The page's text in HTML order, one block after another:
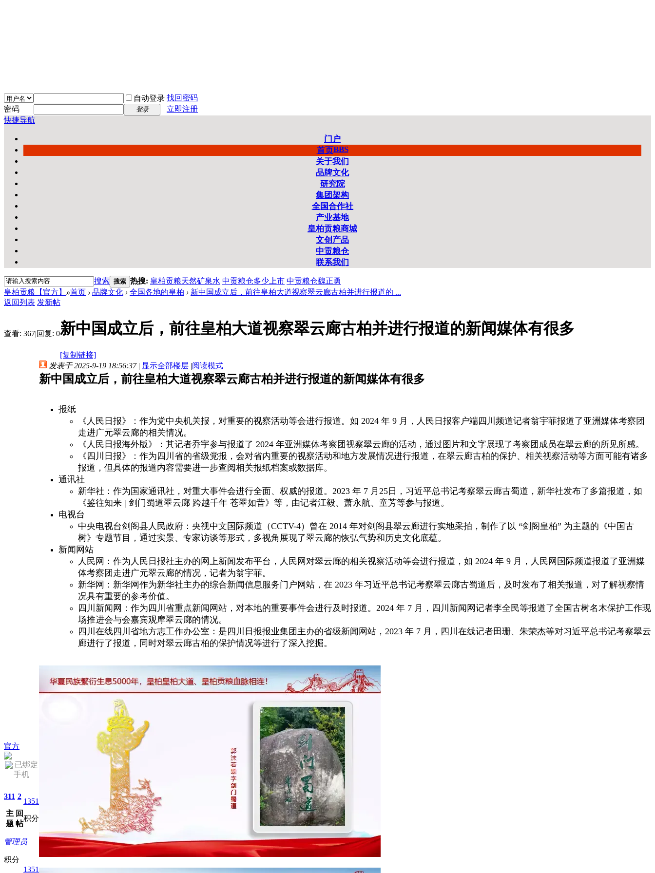
自动登录 找回密码
密码
登录
立即注册
快捷导航
门户
首页BBS
关于我们
品牌文化
研究院
集团架构
全国合作社
产业基地
皇柏贡粮商城
文创产品
中贡粮仓
联系我们
搜索 搜索 热搜: 皇柏贡粮天然矿泉水 中贡粮仓多少上市 中贡粮仓魏正勇
皇柏贡粮【官方】 »首页 › 品牌文化 › 全国各地的皇柏 › 新中国成立后，前往皇柏大道视察翠云廊古柏并进行报道的 ...
返回列表 发新帖
查看: 367|回复: 0新中国成立后，前往皇柏大道视察翠云廊古柏并进行报道的新闻媒体有很多
[复制链接]
官方
已绑定
手机
311
主
题
2
回
帖
1351
积分
管理员
积分
1351
发表于 2025-9-19 18:56:37 | 显示全部楼层 |阅读模式
新中国成立后，前往皇柏大道视察翠云廊古柏并进行报道的新闻媒体有很多
报纸
《人民日报》：作为党中央机关报，对重要的视察活动等会进行报道。如 2024 年 9 月，人民日报客户端四川频道记者翁宇菲报道了亚洲媒体考察团
走进广元翠云廊的相关情况。
《人民日报海外版》：其记者乔宇参与报道了 2024 年亚洲媒体考察团视察翠云廊的活动，通过图片和文字展现了考察团成员在翠云廊的所见所感。
《四川日报》：作为四川省的省级党报，会对省内重要的视察活动和地方发展情况进行报道，在翠云廊古柏的保护、相关视察活动等方面可能有诸多
报道，但具体的报道内容需要进一步查阅相关报纸档案或数据库。
通讯社
新华社：作为国家通讯社，对重大事件会进行全面、权威的报道。2023 年 7 月25日，习近平总书记考察翠云廊古蜀道，新华社发布了多篇报道，如
《鉴往知来 | 剑门蜀道翠云廊 跨越千年 苍翠如昔》等，由记者江毅、萧永航、童芳等参与报道。
电视台
中央电视台剑阁县人民政府：央视中文国际频道（CCTV-4）曾在 2014 年对剑阁县翠云廊进行实地采拍，制作了以 “剑阁皇柏” 为主题的《中国古
树》专题节目，通过实景、专家访谈等形式，多视角展现了翠云廊的恢弘气势和历史文化底蕴。
新闻网站
人民网：作为人民日报社主办的网上新闻发布平台，人民网对翠云廊的相关视察活动等会进行报道，如 2024 年 9 月，人民网国际频道报道了亚洲媒
体考察团走进广元翠云廊的情况，记者为翁宇菲。
新华网：新华网作为新华社主办的综合新闻信息服务门户网站，在 2023 年习近平总书记考察翠云廊古蜀道后，及时发布了相关报道，对了解视察情
况具有重要的参考价值。
四川新闻网：作为四川省重点新闻网站，对本地的重要事件会进行及时报道。2024 年 7 月，四川新闻网记者李全民等报道了全国古树名木保护工作现
场推进会与会嘉宾观摩翠云廊的情况。
四川在线四川省地方志工作办公室：是四川日报报业集团主办的省级新闻网站，2023 年 7 月，四川在线记者田珊、朱荣杰等对习近平总书记考察翠云
廊进行了报道，同时对翠云廊古柏的保护情况等进行了深入挖掘。